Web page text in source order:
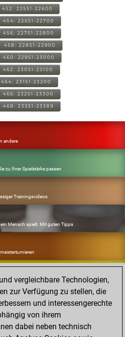
452: 22551-22600
454: 22651-22700
456: 22751-22800
458: 22851-22900
460: 22951-23000
462: 23051-23100
464: 23151-23200
466: 23251-23300
468: 23351-23389
andere
zu Ihrer Spielstärke passen
Trainingsvideos
Mensch spielt. Mit guten Tipps
Partien in der Cloud
vergleichbare Technologien,
zur Verfügung zu stellen, die
und interessengerechte
von ihrem
dabei neben technisch